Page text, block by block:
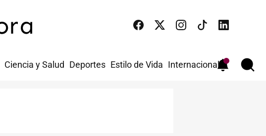
Ciencia y Salud Deportes Estilo de Vida Internacional